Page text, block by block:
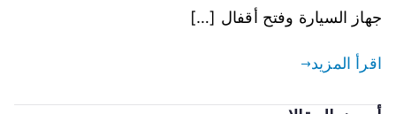
جهاز السيارة وفتح أقفال […]
اقرأ المزيد